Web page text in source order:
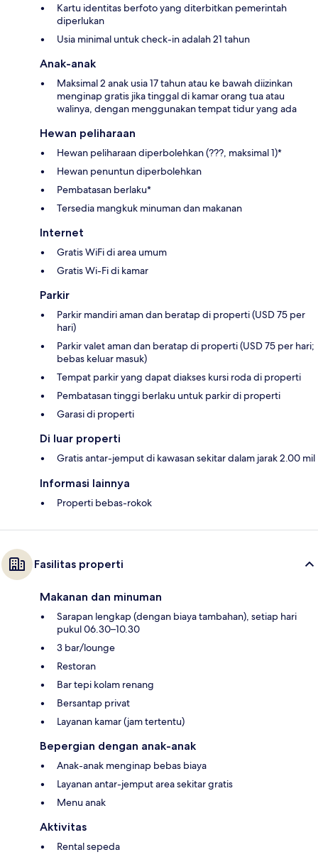
Kartu identitas berfoto yang diterbitkan pemerintah
diperlukan
Usia minimal untuk check-in adalah 21 tahun
Anak-anak
Maksimal 2 anak usia 17 tahun atau ke bawah diizinkan
menginap gratis jika tinggal di kamar orang tua atau
walinya, dengan menggunakan tempat tidur yang ada
Hewan peliharaan
Hewan peliharaan diperbolehkan (???, maksimal 1)*
Hewan penuntun diperbolehkan
Pembatasan berlaku*
Tersedia mangkuk minuman dan makanan
Internet
Gratis WiFi di area umum
Gratis Wi-Fi di kamar
Parkir
Parkir mandiri aman dan beratap di properti (USD 75 per
hari)
Parkir valet aman dan beratap di properti (USD 75 per hari;
bebas keluar masuk)
Tempat parkir yang dapat diakses kursi roda di properti
Pembatasan tinggi berlaku untuk parkir di properti
Garasi di properti
Di luar properti
Gratis antar-jemput di kawasan sekitar dalam jarak 2.00 mil
Informasi lainnya
Properti bebas-rokok
Fasilitas properti
Makanan dan minuman
Sarapan lengkap (dengan biaya tambahan), setiap hari
pukul 06.30–10.30
3 bar/lounge
Restoran
Bar tepi kolam renang
Bersantap privat
Layanan kamar (jam tertentu)
Bepergian dengan anak-anak
Anak-anak menginap bebas biaya
Layanan antar-jemput area sekitar gratis
Menu anak
Aktivitas
Rental sepeda